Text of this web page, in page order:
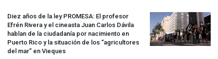
Diez años de la ley PROMESA: El profesor
Efrén Rivera y el cineasta Juan Carlos Dávila
hablan de la ciudadanía por nacimiento en
Puerto Rico y la situación de los “agricultores
del mar” en Vieques